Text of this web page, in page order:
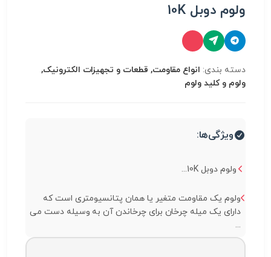
ولوم دوبل 10K
دسته بندی: انواع مقاومت, قطعات و تجهیزات الکترونیک,
ولوم و کلید ولوم
ویژگی‌ها:
ولوم دوبل 10K...
ولوم یک مقاومت متغیر یا همان پتانسیومتری است که
دارای یک میله چرخان برای چرخاندن آن به وسیله دست می
...